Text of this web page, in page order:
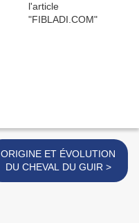
ORIGINE ET ÉVOLUTION
DU CHEVAL DU GUIR >